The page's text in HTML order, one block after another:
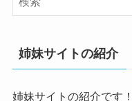
姉妹サイトの紹介
姉妹サイトの紹介です！